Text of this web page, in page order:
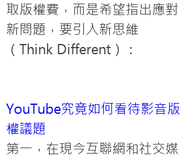
取版權費，而是希望指出應對
新問題，要引入新思維
（Think Different）：
YouTube究竟如何看待影音版
權議題
第一，在現今互聯網和社交媒